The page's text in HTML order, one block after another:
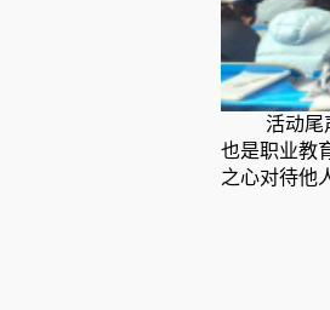
活动尾
也是职业教
之心对待他